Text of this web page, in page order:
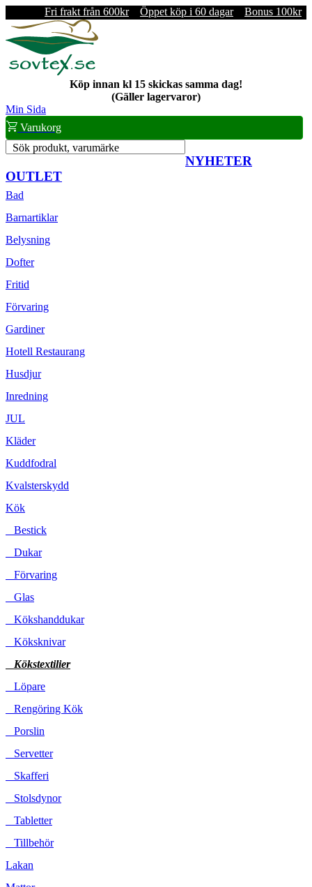
Fri frakt från 600kr Öppet köp i 60 dagar Bonus 100kr
Köp innan kl 15 skickas samma dag!
(Gäller lagervaror)
Min Sida
Varukorg
Sök produkt, varumärke
NYHETER
OUTLET
Bad
Barnartiklar
Belysning
Dofter
Fritid
Förvaring
Gardiner
Hotell Restaurang
Husdjur
Inredning
JUL
Kläder
Kuddfodral
Kvalsterskydd
Kök
Bestick
Dukar
Förvaring
Glas
Kökshanddukar
Köksknivar
Kökstextilier
Löpare
Rengöring Kök
Porslin
Servetter
Skafferi
Stolsdynor
Tabletter
Tillbehör
Lakan